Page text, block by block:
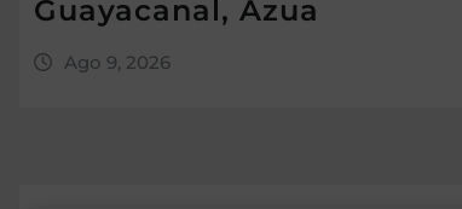
Guayacanal, Azua
Ago 9, 2026